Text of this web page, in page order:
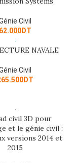
Civil
62.000DT
NAVALE
Civil
DT
civil 3D pour
et le génie civil :
versions 2014 et
2015